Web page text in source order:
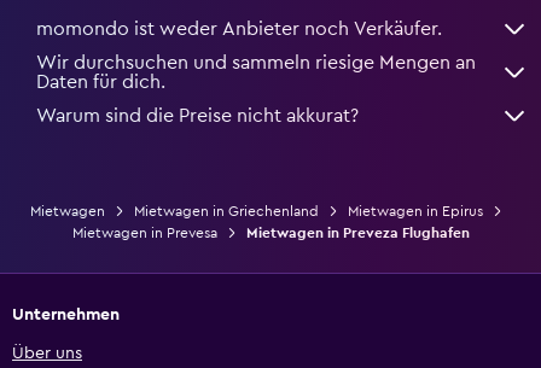
momondo ist weder Anbieter noch Verkäufer.
Wir durchsuchen und sammeln riesige Mengen an
Daten für dich.
Warum sind die Preise nicht akkurat?
Mietwagen Mietwagen in Griechenland
Mietwagen in Epirus
Mietwagen in Prevesa
Mietwagen in Preveza Flughafen
Unternehmen
Über uns